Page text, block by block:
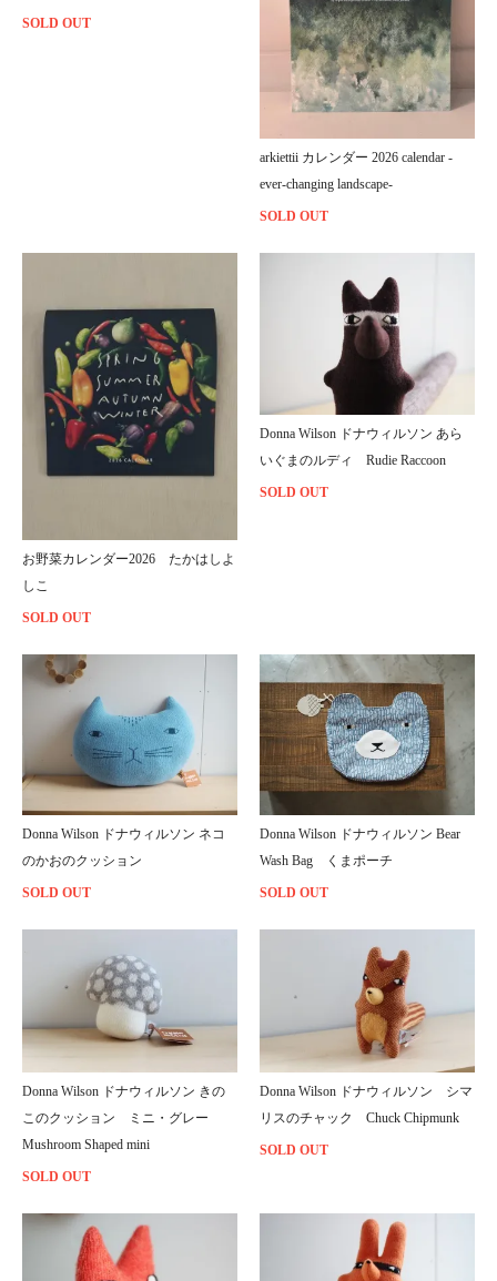
SOLD OUT
arkiettii カレンダー 2026 calendar -
ever-changing landscape-
SOLD OUT
お野菜カレンダー2026 たかはしよ
しこ
SOLD OUT
Donna Wilson ドナウィルソン あら
いぐまのルディ Rudie Raccoon
SOLD OUT
Donna Wilson ドナウィルソン ネコ
のかおのクッション
SOLD OUT
Donna Wilson ドナウィルソン Bear
Wash Bag くまポーチ
SOLD OUT
Donna Wilson ドナウィルソン きの
このクッション ミニ・グレー
Mushroom Shaped mini
SOLD OUT
Donna Wilson ドナウィルソン シマ
リスのチャック Chuck Chipmunk
SOLD OUT